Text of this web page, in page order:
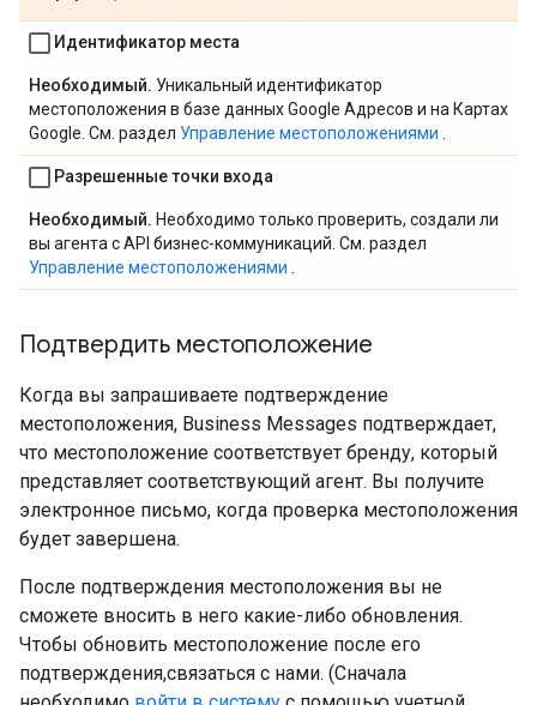
Идентификатор места
Необходимый. Уникальный идентификатор
местоположения в базе данных Google Адресов и на Картах
Google. См. раздел Управление местоположениями .
Разрешенные точки входа
Необходимый. Необходимо только проверить, создали ли
вы агента с API бизнес-коммуникаций. См. раздел
Управление местоположениями .
Подтвердить местоположение
Когда вы запрашиваете подтверждение
местоположения, Business Messages подтверждает,
что местоположение соответствует бренду, который
представляет соответствующий агент. Вы получите
электронное письмо, когда проверка местоположения
будет завершена.
После подтверждения местоположения вы не
сможете вносить в него какие-либо обновления.
Чтобы обновить местоположение после его
подтверждения,связаться с нами. (Сначала